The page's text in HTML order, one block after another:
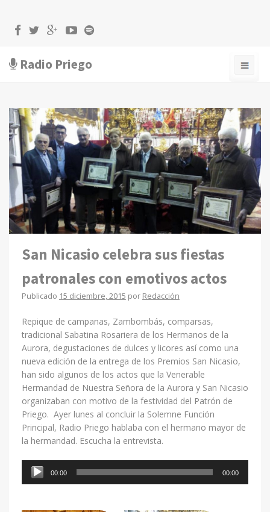
Radio Priego
San Nicasio celebra sus fiestas
patronales con emotivos actos
Publicado 15 diciembre, 2015 por Redacción
Repique de campanas, Zambombás, comparsas,
tradicional Sabatina Rosariera de los Hermanos de la
Aurora, degustaciones de dulces y licores así como una
nueva edición de la entrega de los Premios San Nicasio,
han sido algunos de los actos que la Venerable
Hermandad de Nuestra Señora de la Aurora y San Nicasio
organizaban con motivo de la festividad del Patrón de
Priego. Ayer lunes al concluir la Solemne Función
Principal, Radio Priego hablaba con el hermano mayor de
la hermandad. Escucha la entrevista.
Reproductor
00:00 00:00